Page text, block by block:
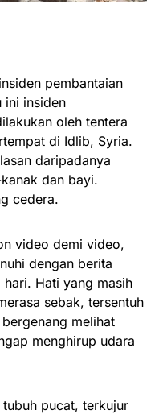
pembantaian
ini insiden
oleh tentera
di Idlib, Syria.
daripadanya
dan bayi.
cedera.
video demi video,
dengan berita
Hati yang masih
sebak, tersentuh
melihat
menghirup udara
pucat, terkujur